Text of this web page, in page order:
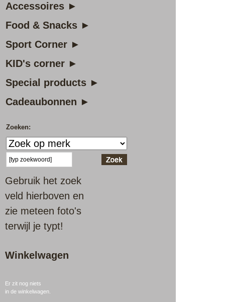
Accessoires ►
Food & Snacks ►
Sport Corner ►
KID's corner ►
Special products ►
Cadeaubonnen ►
Zoeken:
Gebruik het zoek
veld hierboven en
zie meteen foto's
terwijl je typt!
Winkelwagen
Er zit nog niets
in de winkelwagen.